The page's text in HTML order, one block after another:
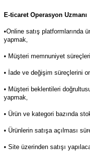
E-ticaret Operasyon Uzmanı
•Online satış platformlarında
yapmak,
• Müşteri memnuniyet
• İade ve değişim süreçlerini
• Müşteri beklentileri
yapmak,
• Ürün ve kategori bazında
• Ürünlerin satışa açılması
• Site üzerinden satışı